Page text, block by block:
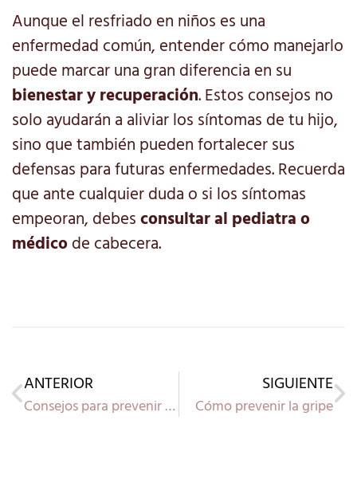
Aunque el resfriado en niños es una
enfermedad común, entender cómo manejarlo
puede marcar una gran diferencia en su
bienestar y recuperación. Estos consejos no
solo ayudarán a aliviar los síntomas de tu hijo,
sino que también pueden fortalecer sus
defensas para futuras enfermedades. Recuerda
que ante cualquier duda o si los síntomas
empeoran, debesconsultar al pediatra o
médicode cabecera.
ANTERIOR
Consejos para prevenir resfriados en invierno
SIGUIENTE
Cómo prevenir la gripe